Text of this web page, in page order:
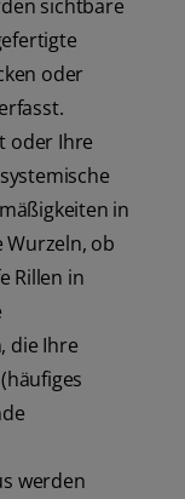
sichtbare
oder
oder Ihre
in
Wurzeln, ob
Rillen in
die Ihre
werden